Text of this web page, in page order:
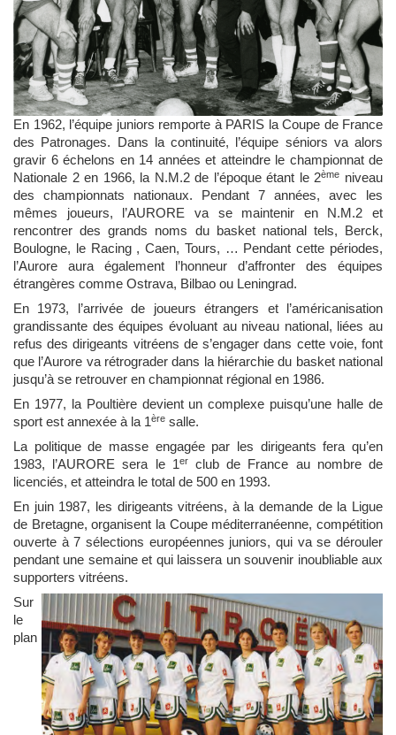
En 1962, l’équipe juniors remporte à PARIS la Coupe de France
des Patronages. Dans la continuité, l’équipe séniors va alors
gravir 6 échelons en 14 années et atteindre le championnat de
Nationale 2 en 1966, la N.M.2 de l’époque étant le 2ème niveau
des championnats nationaux. Pendant 7 années, avec les
mêmes joueurs, l’AURORE va se maintenir en N.M.2 et
rencontrer des grands noms du basket national tels, Berck,
Boulogne, le Racing , Caen, Tours, … Pendant cette périodes,
l’Aurore aura également l’honneur d’affronter des équipes
étrangères comme Ostrava, Bilbao ou Leningrad.
En 1973, l’arrivée de joueurs étrangers et l’américanisation
grandissante des équipes évoluant au niveau national, liées au
refus des dirigeants vitréens de s’engager dans cette voie, font
que l’Aurore va rétrograder dans la hiérarchie du basket national
jusqu’à se retrouver en championnat régional en 1986.
En 1977, la Poultière devient un complexe puisqu’une halle de
sport est annexée à la 1ère salle.
La politique de masse engagée par les dirigeants fera qu’en
1983, l’AURORE sera le 1erclub de France au nombre de
licenciés, et atteindra le total de 500 en 1993.
En juin 1987, les dirigeants vitréens, à la demande de la Ligue
de Bretagne, organisent la Coupe méditerranéenne, compétition
ouverte à 7 sélections européennes juniors, qui va se dérouler
pendant une semaine et qui laissera un souvenir inoubliable aux
supporters vitréens.
Sur
le
plan